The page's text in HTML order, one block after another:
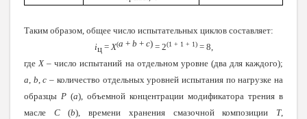
Таким образом, общее число испытательных циклов составляет:
iц =Х(a + b + c) = 2(1 + 1 + 1) = 8,
гдеХ– число испытаний на отдельном уровне (два для каждого);
a, b,c – количество отдельных уровней испытания по нагрузке на
образцы Р (a), объемной концентрации модификатора трения в
масле С(b), времени хранения смазочной композиции Т,